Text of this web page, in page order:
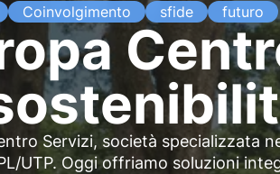
Coinvolgimento sfide futuro
Servizi, società specializzata
UTP. Oggi offriamo soluzioni